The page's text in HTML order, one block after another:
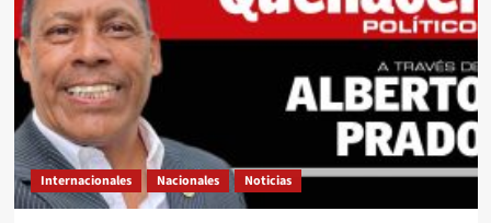
Internacionales Nacionales Noticias